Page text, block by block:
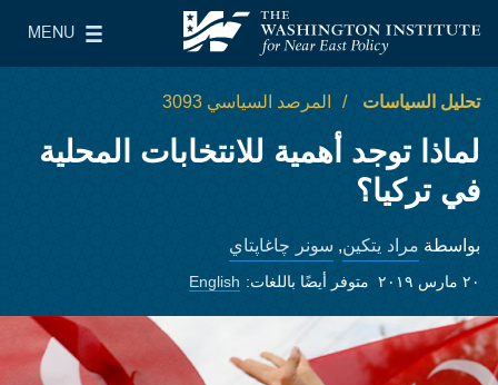
معهد واشنطن لسياسات الشرق الأدنى
MENU
Main Menu
تحليل السياسات المرصد السياسي 3093
لماذا توجد أهمية للانتخابات المحلية
في تركيا؟
بواسطة مراد يتكين, سونر چاغاپتاي
٢٠ مارس ٢٠١٩ متوفر أيضًا باللغات: English